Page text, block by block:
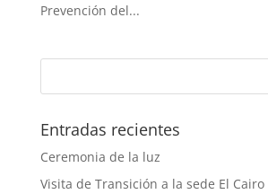
Prevención del...
Entradas recientes
Ceremonia de la luz
Visita de Transición a la sede El Cairo